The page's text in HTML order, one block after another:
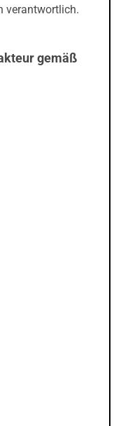
verantwortlich.
gemäß